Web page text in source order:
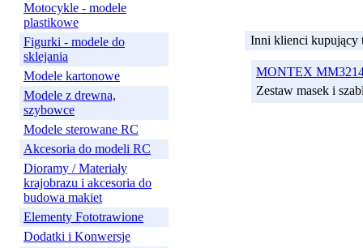
Motocykle - modele
plastikowe
Figurki - modele do
sklejania
Modele kartonowe
Modele z drewna,
szybowce
Modele sterowane RC
Akcesoria do modeli RC
Dioramy / Materiały
krajobrazu i akcesoria do
budowa makiet
Elementy Fototrawione
Dodatki i Konwersje
Inni klienci kupujący
MONTEX
Zestaw masek i